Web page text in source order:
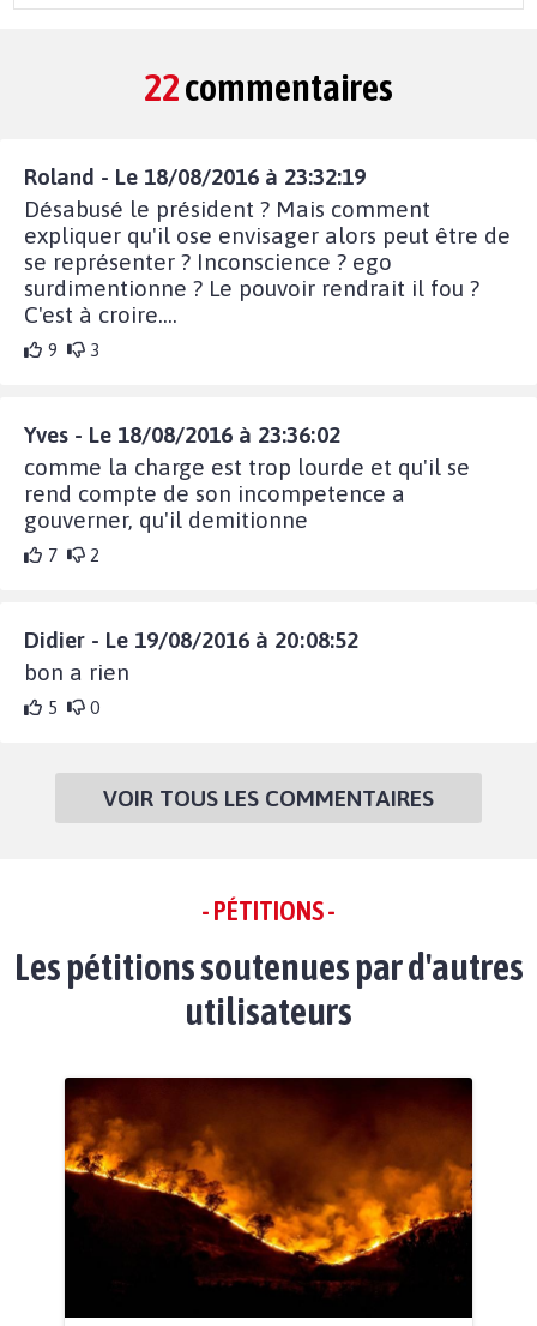
22commentaires
Roland - Le 18/08/2016 à 23:32:19
Désabusé le président ? Mais comment
expliquer qu'il ose envisager alors peut être de
se représenter ? Inconscience ? ego
surdimentionne ? Le pouvoir rendrait il fou ?
C'est à croire....
9 3
Yves - Le 18/08/2016 à 23:36:02
comme la charge est trop lourde et qu'il se
rend compte de son incompetence a
gouverner, qu'il demitionne
7 2
Didier - Le 19/08/2016 à 20:08:52
bon a rien
5 0
VOIR TOUS LES COMMENTAIRES
- PÉTITIONS -
Les pétitions soutenues par d'autres
utilisateurs